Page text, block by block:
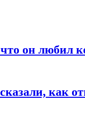
он любил
как